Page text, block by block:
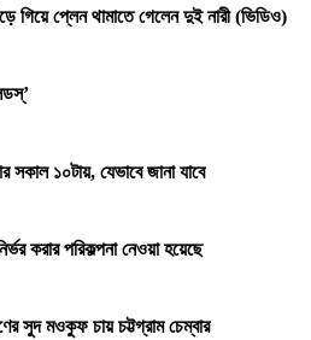
প্লেন থামাতে গেলেন দুই নারী (ভিডিও)
১০টায়, যেভাবে জানা যাবে
করার পরিকল্পনা নেওয়া হয়েছে
সুদ মওকুফ চায় চট্টগ্রাম চেম্বার